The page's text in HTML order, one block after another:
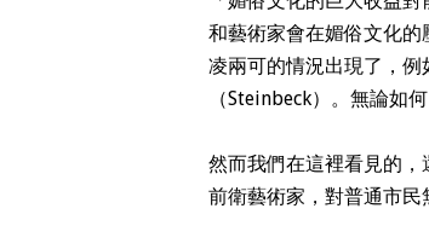
和藝術家會在媚俗文化
凌兩可的情況出現了，
（Steinbeck）。無論如
然而我們在這裡看見的
前衛藝術家，對普通市